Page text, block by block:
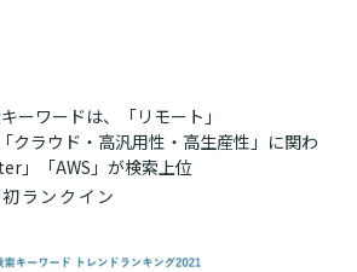
ーワードは、「リモート」
クラウド・高汎用性・高生産性」に関わ
」「AWS」が検索上位
ランクイン